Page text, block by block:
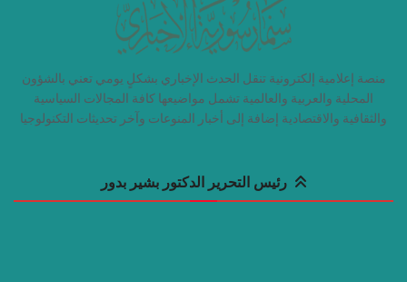
منصة إعلامية إلكترونية تنقل الحدث الإخباري بشكلٍ يومي تعني بالشؤون
المحلية والعربية والعالمية تشمل مواضيعها كافة المجالات السياسية
والثقافية والاقتصادية إضافة إلى أخبار المنوعات وآخر تحديثات التكنولوجيا
رئيس التحرير الدكتور بشير بدور